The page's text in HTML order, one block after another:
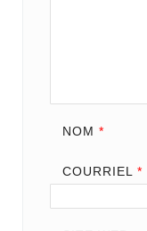
NOM *
COURRIEL *